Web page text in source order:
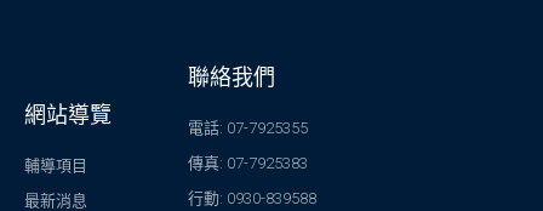
網站導覽
輔導項目
最新消息
聯絡我們
電話: 07-7925355
傳真: 07-7925383
行動: 0930-839588